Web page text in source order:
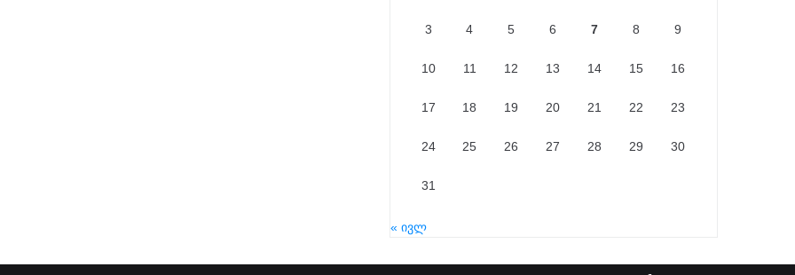
3 4 5 6 7 8 9
10 11 12 13 14 15 16
17 18 19 20 21 22 23
24 25 26 27 28 29 30
31
« ივლ